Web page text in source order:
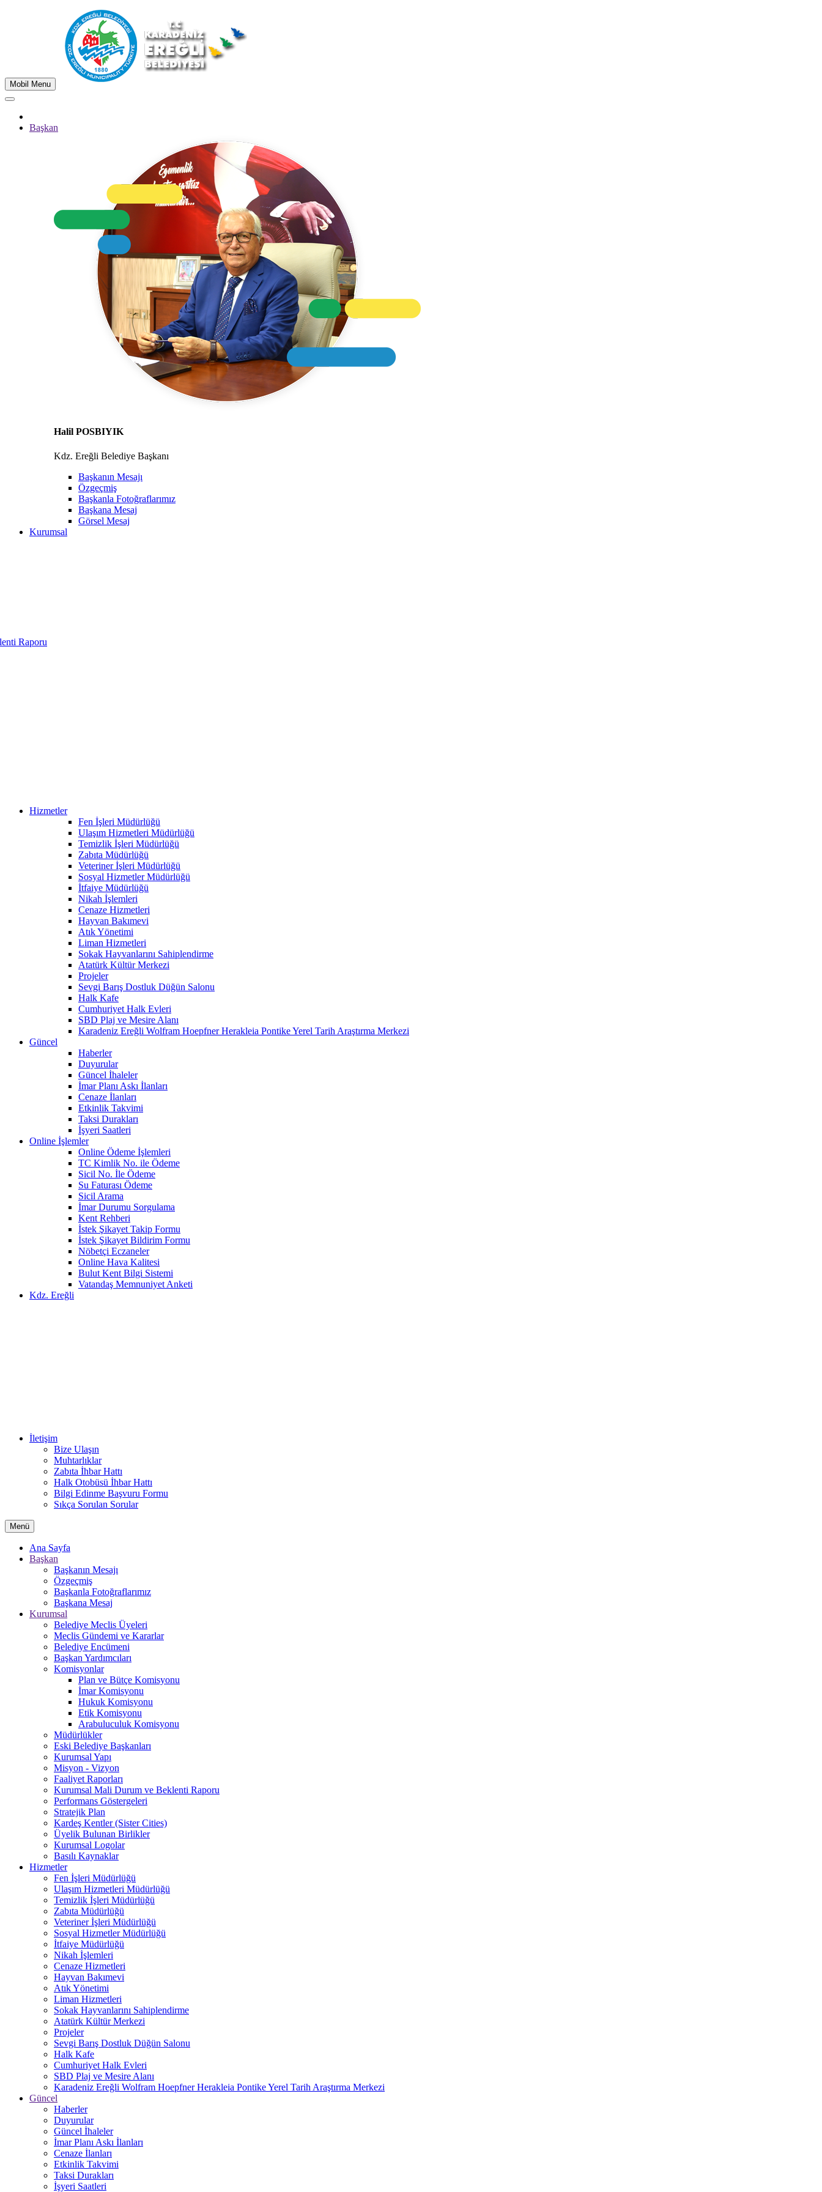
Mobil Menu
Başkan
Halil POSBIYIK
Kdz. Ereğli Belediye Başkanı
Başkanın Mesajı
Özgeçmiş
Başkanla Fotoğraflarımız
Başkana Mesaj
Görsel Mesaj
Kurumsal
Raporu
Hizmetler
Fen İşleri Müdürlüğü
Ulaşım Hizmetleri Müdürlüğü
Temizlik İşleri Müdürlüğü
Zabıta Müdürlüğü
Veteriner İşleri Müdürlüğü
Sosyal Hizmetler Müdürlüğü
İtfaiye Müdürlüğü
Nikah İşlemleri
Cenaze Hizmetleri
Hayvan Bakımevi
Atık Yönetimi
Liman Hizmetleri
Sokak Hayvanlarını Sahiplendirme
Atatürk Kültür Merkezi
Projeler
Sevgi Barış Dostluk Düğün Salonu
Halk Kafe
Cumhuriyet Halk Evleri
SBD Plaj ve Mesire Alanı
Karadeniz Ereğli Wolfram Hoepfner Herakleia Pontike Yerel Tarih Araştırma Merkezi
Güncel
Haberler
Duyurular
Güncel İhaleler
İmar Planı Askı İlanları
Cenaze İlanları
Etkinlik Takvimi
Taksi Durakları
İşyeri Saatleri
Online İşlemler
Online Ödeme İşlemleri
TC Kimlik No. ile Ödeme
Sicil No. İle Ödeme
Su Faturası Ödeme
Sicil Arama
İmar Durumu Sorgulama
Kent Rehberi
İstek Şikayet Takip Formu
İstek Şikayet Bildirim Formu
Nöbetçi Eczaneler
Online Hava Kalitesi
Bulut Kent Bilgi Sistemi
Vatandaş Memnuniyet Anketi
Kdz. Ereğli
İletişim
Bize Ulaşın
Muhtarlıklar
Zabıta İhbar Hattı
Halk Otobüsü İhbar Hattı
Bilgi Edinme Başvuru Formu
Sıkça Sorulan Sorular
Menü
Ana Sayfa
Başkan
Başkanın Mesajı
Özgeçmiş
Başkanla Fotoğraflarımız
Başkana Mesaj
Kurumsal
Belediye Meclis Üyeleri
Meclis Gündemi ve Kararlar
Belediye Encümeni
Başkan Yardımcıları
Komisyonlar
Plan ve Bütçe Komisyonu
İmar Komisyonu
Hukuk Komisyonu
Etik Komisyonu
Arabuluculuk Komisyonu
Müdürlükler
Eski Belediye Başkanları
Kurumsal Yapı
Misyon - Vizyon
Faaliyet Raporları
Kurumsal Mali Durum ve Beklenti Raporu
Performans Göstergeleri
Stratejik Plan
Kardeş Kentler (Sister Cities)
Üyelik Bulunan Birlikler
Kurumsal Logolar
Basılı Kaynaklar
Hizmetler
Fen İşleri Müdürlüğü
Ulaşım Hizmetleri Müdürlüğü
Temizlik İşleri Müdürlüğü
Zabıta Müdürlüğü
Veteriner İşleri Müdürlüğü
Sosyal Hizmetler Müdürlüğü
İtfaiye Müdürlüğü
Nikah İşlemleri
Cenaze Hizmetleri
Hayvan Bakımevi
Atık Yönetimi
Liman Hizmetleri
Sokak Hayvanlarını Sahiplendirme
Atatürk Kültür Merkezi
Projeler
Sevgi Barış Dostluk Düğün Salonu
Halk Kafe
Cumhuriyet Halk Evleri
SBD Plaj ve Mesire Alanı
Karadeniz Ereğli Wolfram Hoepfner Herakleia Pontike Yerel Tarih Araştırma Merkezi
Güncel
Haberler
Duyurular
Güncel İhaleler
İmar Planı Askı İlanları
Cenaze İlanları
Etkinlik Takvimi
Taksi Durakları
İşyeri Saatleri